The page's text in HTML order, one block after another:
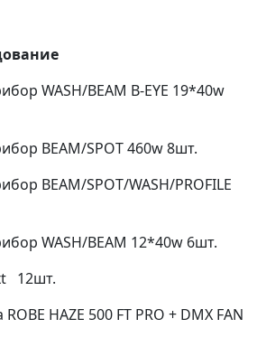
WASH/BEAM B-EYE 19*40w
BEAM/SPOT 460w 8шт.
BEAM/SPOT/WASH/PROFILE
WASH/BEAM 12*40w 6шт.
12шт.
HAZE 500 FT PRO + DMX FAN